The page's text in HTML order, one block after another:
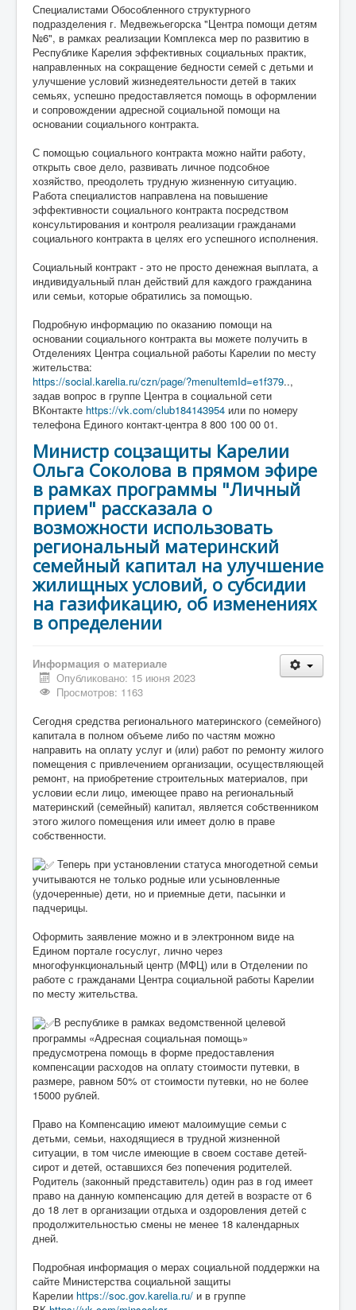
Специалистами Обособленного структурного
подразделения г. Медвежьегорска "Центра помощи детям
№6", в рамках реализации Комплекса мер по развитию в
Республике Карелия эффективных социальных практик,
направленных на сокращение бедности семей с детьми и
улучшение условий жизнедеятельности детей в таких
семьях, успешно предоставляется помощь в оформлении
и сопровождении адресной социальной помощи на
основании социального контракта.
С помощью социального контракта можно найти работу,
открыть свое дело, развивать личное подсобное
хозяйство, преодолеть трудную жизненную ситуацию.
Работа специалистов направлена на повышение
эффективности социального контракта посредством
консультирования и контроля реализации гражданами
социального контракта в целях его успешного исполнения.
Социальный контракт - это не просто денежная выплата, а
индивидуальный план действий для каждого гражданина
или семьи, которые обратились за помощью.
Подробную информацию по оказанию помощи на
основании социального контракта вы можете получить в
Отделениях Центра социальной работы Карелии по месту
жительства:
https://social.karelia.ru/czn/page/?menuItemId=e1f379..,
задав вопрос в группе Центра в социальной сети
ВКонтакте https://vk.com/club184143954 или по номеру
телефона Единого контакт-центра 8 800 100 00 01.
Министр соцзащиты Карелии
Ольга Соколова в прямом эфире
в рамках программы "Личный
прием" рассказала о
возможности использовать
региональный материнский
семейный капитал на улучшение
жилищных условий, о субсидии
на газификацию, об изменениях
в определении
Информация о материале
Опубликовано: 15 июня 2023
Просмотров: 1163
Сегодня средства регионального материнского (семейного)
капитала в полном объеме либо по частям можно
направить на оплату услуг и (или) работ по ремонту жилого
помещения с привлечением организации, осуществляющей
ремонт, на приобретение строительных материалов, при
условии если лицо, имеющее право на региональный
материнский (семейный) капитал, является собственником
этого жилого помещения или имеет долю в праве
собственности.
Теперь при установлении статуса многодетной семьи
учитываются не только родные или усыновленные
(удочеренные) дети, но и приемные дети, пасынки и
падчерицы.
Оформить заявление можно и в электронном виде на
Едином портале госуслуг, лично через
многофункциональный центр (МФЦ) или в Отделении по
работе с гражданами Центра социальной работы Карелии
по месту жительства.
В республике в рамках ведомственной целевой
программы «Адресная социальная помощь»
предусмотрена помощь в форме предоставления
компенсации расходов на оплату стоимости путевки, в
размере, равном 50% от стоимости путевки, но не более
15000 рублей.
Право на Компенсацию имеют малоимущие семьи с
детьми, семьи, находящиеся в трудной жизненной
ситуации, в том числе имеющие в своем составе детей-
сирот и детей, оставшихся без попечения родителей.
Родитель (законный представитель) один раз в год имеет
право на данную компенсацию для детей в возрасте от 6
до 18 лет в организации отдыха и оздоровления детей с
продолжительностью смены не менее 18 календарных
дней.
Подробная информация о мерах социальной поддержки на
сайте Министерства социальной защиты
Карелии https://soc.gov.karelia.ru/ и в группе